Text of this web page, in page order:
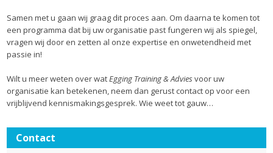
Samen met u gaan wij graag dit proces aan. Om daarna te komen tot
een programma dat bij uw organisatie past fungeren wij als spiegel,
vragen wij door en zetten al onze expertise en onwetendheid met
passie in!
Wilt u meer weten over watEgging Training & Adviesvoor uw
organisatie kan betekenen, neem dan gerust contact op voor een
vrijblijvend kennismakingsgesprek. Wie weet tot gauw…
Contact